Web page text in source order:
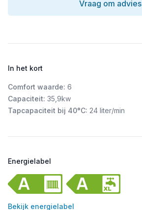
Vraag om advies
In het kort
Comfort waarde: 6
Capaciteit: 35,9kw
Tapcapaciteit bij 40°C: 24 liter/min
Energielabel
Bekijk energielabel